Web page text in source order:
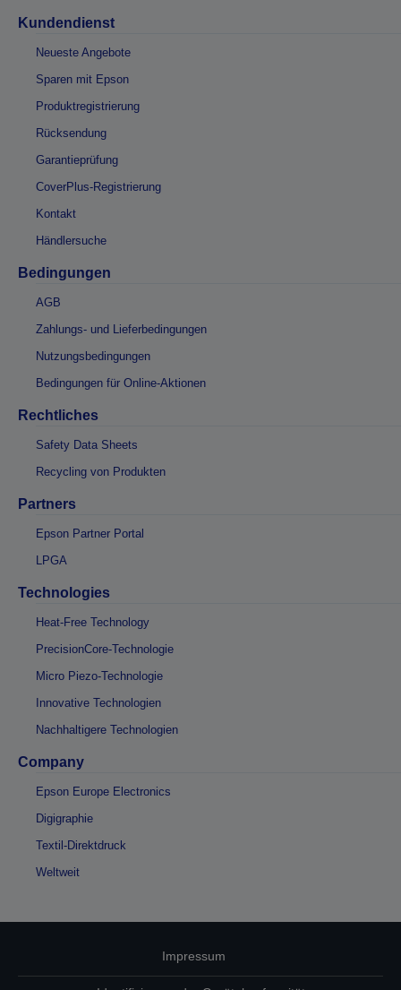
Kundendienst
Neueste Angebote
Sparen mit Epson
Produktregistrierung
Rücksendung
Garantieprüfung
CoverPlus-Registrierung
Kontakt
Händlersuche
Bedingungen
AGB
Zahlungs- und Lieferbedingungen
Nutzungsbedingungen
Bedingungen für Online-Aktionen
Rechtliches
Safety Data Sheets
Recycling von Produkten
Partners
Epson Partner Portal
LPGA
Technologies
Heat-Free Technology
PrecisionCore-Technologie
Micro Piezo-Technologie
Innovative Technologien
Nachhaltigere Technologien
Company
Epson Europe Electronics
Digigraphie
Textil-Direktdruck
Weltweit
Impressum